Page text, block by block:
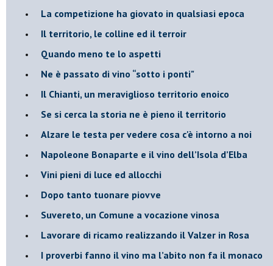
​La competizione ha giovato in qualsiasi epoca
Il territorio, le colline ed il terroir
Quando meno te lo aspetti
​Ne è passato di vino “sotto i ponti"
​Il Chianti, un meraviglioso territorio enoico
​Se si cerca la storia ne è pieno il territorio
Alzare le testa per vedere cosa c'è intorno a noi
​Napoleone Bonaparte e il vino dell’Isola d’Elba
Vini pieni di luce ed allocchi
Dopo tanto tuonare piovve
Suvereto, un Comune a vocazione vinosa
Lavorare di ricamo realizzando il Valzer in Rosa
​I proverbi fanno il vino ma l’abito non fa il monaco